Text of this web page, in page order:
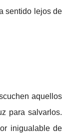
sentido lejos de
aquellos
para salvarlos.
inigualable de